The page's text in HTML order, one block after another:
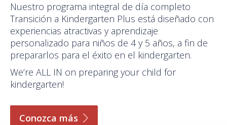
Nuestro programa integral de día completo
Transición a Kindergarten Plus está diseñado con
experiencias atractivas y aprendizaje
personalizado para niños de 4 y 5 años, a fin de
prepararlos para el éxito en el kindergarten.
We’re ALL IN on preparing your child for
kindergarten!
Conozca más